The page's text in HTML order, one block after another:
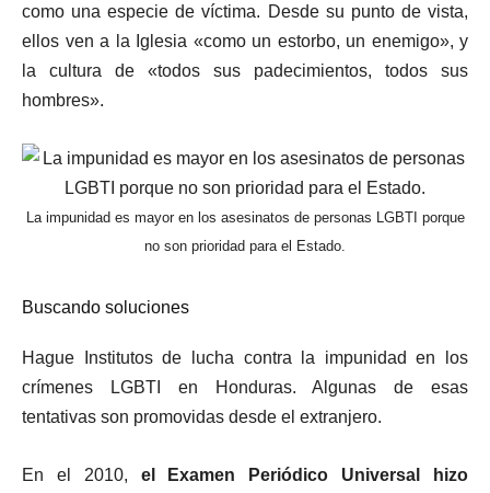
como una especie de víctima. Desde su punto de vista,
ellos ven a la Iglesia «como un estorbo, un enemigo», y
la cultura de «todos sus padecimientos, todos sus
hombres».
La impunidad es mayor en los asesinatos de personas LGBTI porque
no son prioridad para el Estado.
Buscando soluciones
Hague Institutos de lucha contra la impunidad en los
crímenes LGBTI en Honduras. Algunas de esas
tentativas son promovidas desde el extranjero.
En el 2010, el Examen Periódico Universal hizo